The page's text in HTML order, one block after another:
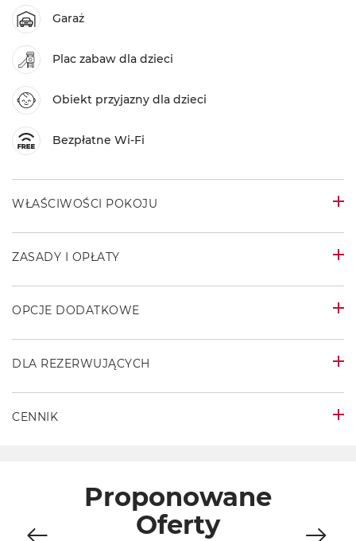
Garaż
Plac zabaw dla dzieci
Obiekt przyjazny dla dzieci
Bezpłatne Wi-Fi
WŁAŚCIWOŚCI POKOJU
ZASADY I OPŁATY
OPCJE DODATKOWE
DLA REZERWUJĄCYCH
CENNIK
Proponowane
Oferty